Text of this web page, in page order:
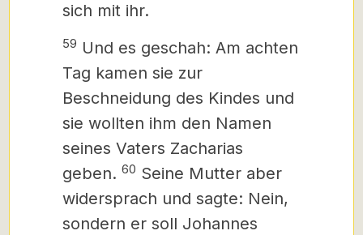
sich mit ihr.
59 Und es geschah: Am achten
Tag kamen sie zur
Beschneidung des Kindes und
sie wollten ihm den Namen
seines Vaters Zacharias
geben. 60 Seine Mutter aber
widersprach und sagte: Nein,
sondern er soll Johannes